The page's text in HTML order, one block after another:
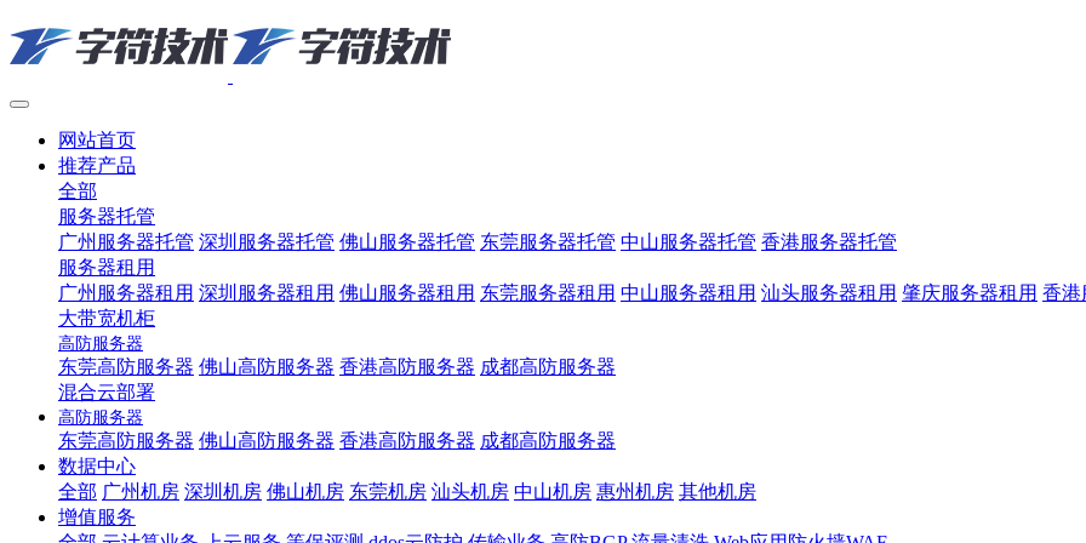
网站首页
推荐产品
全部
服务器托管
广州服务器托管 深圳服务器托管 佛山服务器托管 东莞服务器托管 中山服务器托管 香港服务器托管
服务器租用
广州服务器租用 深圳服务器租用 佛山服务器租用 东莞服务器租用 中山服务器租用 汕头服务器租用 肇庆服务器租用 香港
大带宽机柜
高防服务器
东莞高防服务器 佛山高防服务器 香港高防服务器 成都高防服务器
混合云部署
高防服务器
东莞高防服务器 佛山高防服务器 香港高防服务器 成都高防服务器
数据中心
全部 广州机房 深圳机房 佛山机房 东莞机房 汕头机房 中山机房 惠州机房 其他机房
增值服务